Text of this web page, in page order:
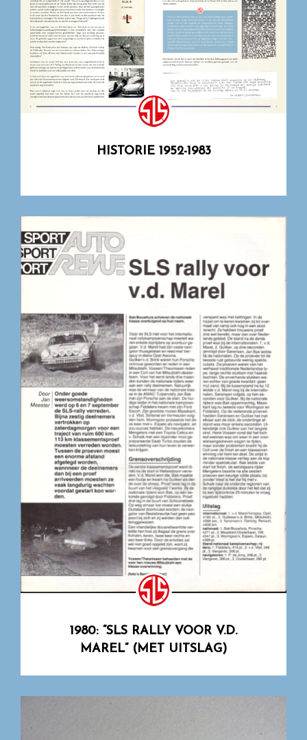
HISTORIE 1952-1983
1980: “SLS RALLY VOOR V.D.
MAREL” (MET UITSLAG)